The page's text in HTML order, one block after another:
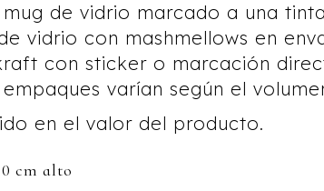
de vidrio marcado a una
vidrio con mashmellows en
con sticker o marcación
varían según el
en el valor del producto.
cm alto